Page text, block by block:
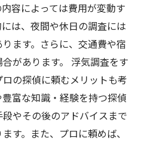
容によっては費用が変動す
は、夜間や休日の調査には
ます。さらに、交通費や宿
があります。 浮気調査をす
の探偵に頼むメリットも考
富な知識・経験を持つ探偵
やその後のアドバイスまで
す。また、プロに頼めば、